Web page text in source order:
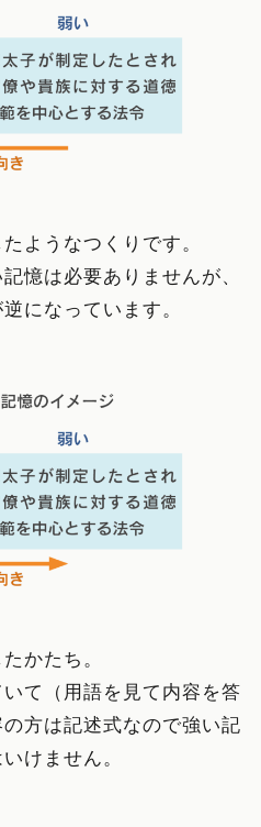
ようなつくりです。
憶は必要ありませんが、
になっています。
かたち。
て（用語を見て内容を答
方は記述式なので強い記
けません。